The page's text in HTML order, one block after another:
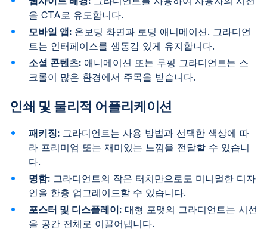
을 CTA로 유도합니다.
모바일 앱: 온보딩 화면과 로딩 애니메이션. 그라디언
트는 인터페이스를 생동감 있게 유지합니다.
소셜 콘텐츠: 애니메이션 또는 루핑 그라디언트는 스
크롤이 많은 환경에서 주목을 받습니다.
인쇄 및 물리적 어플리케이션
패키징: 그라디언트는 사용 방법과 선택한 색상에 따
라 프리미엄 또는 재미있는 느낌을 전달할 수 있습니
다.
명함: 그라디언트의 작은 터치만으로도 미니멀한 디자
인을 한층 업그레이드할 수 있습니다.
포스터 및 디스플레이: 대형 포맷의 그라디언트는 시선
을 공간 전체로 이끌어냅니다.